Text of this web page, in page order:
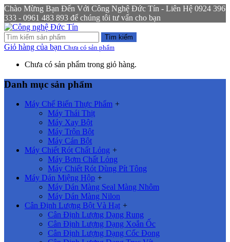
Chào Mừng Bạn Đến Với Công Nghệ Đức Tín - Liên Hệ 0924 396
333 - 0961 483 893 để chúng tôi tư vấn cho bạn
Tìm kiếm
Giỏ hàng của bạn Chưa có sản phẩm
Chưa có sản phẩm trong giỏ hàng.
Danh mục sản phẩm
Máy Chế Biến Thực Phẩm +
Máy Thái Thịt
Máy Xay Bột
Máy Trộn Bột
Máy Cán Bột
Máy Chiết Rót Chất Lỏng +
Máy Bơm Chất Lỏng
Máy Chiết Rót Dùng Pít Tông
Máy Dán Miệng Hộp +
Máy Dán Màng Seal Màng Nhôm
Máy Dán Màng Nilon
Cân Định Lượng Bột Và Hạt +
Cân Định Lượng Dạng Rung
Cân Định Lượng Dạng Xoắn Ốc
Cân Định Lượng Dạng Cốc Đong